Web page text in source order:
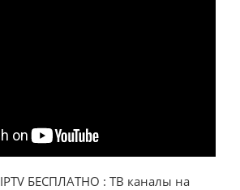
БЕСПЛАТНО : ТВ каналы на